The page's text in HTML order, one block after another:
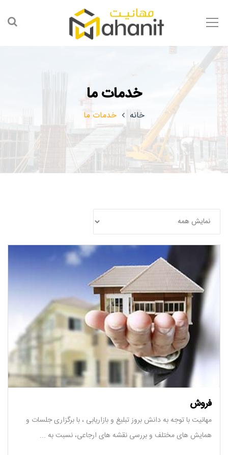
خدمات ما
خانه خدمات ما
فروش
مهانیت با توجه به دانش بروز تبلیغ و بازاریابی ، با برگزاری جلسات و
همایش های مختلف و بررسی نقشه های ارجاعی، نسبت به ...